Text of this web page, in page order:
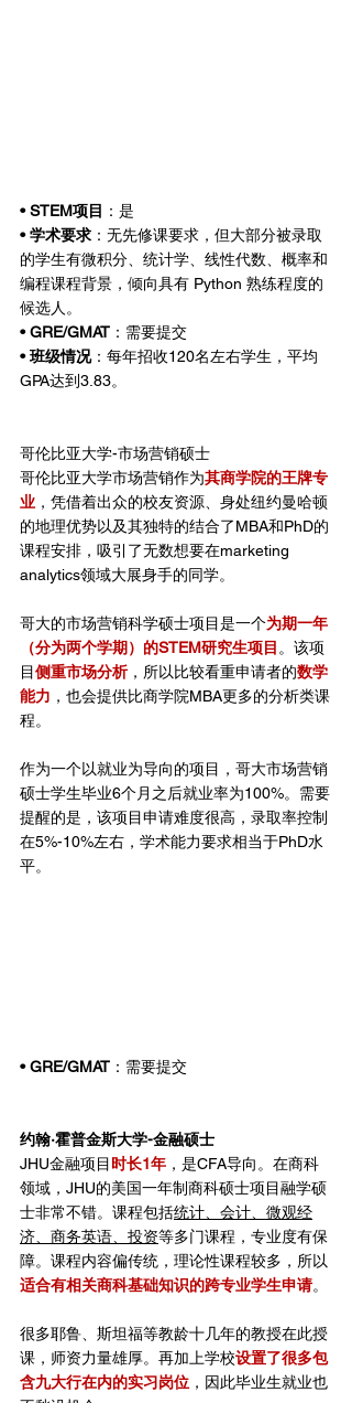
• STEM项目 ：是
• 学术要求 ：无先修课要求，但大部分被录取
的学生有微积分、统计学、线性代数、概率和
编程课程背景，倾向具有 Python 熟练程度的
候选人。
• GRE/GMAT ：需要提交
• 班级情况：每年招收120名左右学生，平均
GPA达到3.83。
哥伦比亚大学-市场营销硕士
哥伦比亚大学市场营销作为其商学院的王牌专
业 ，凭借着出众的校友资源、身处纽约曼哈顿
的地理优势以及其独特的结合了MBA和PhD的
课程安排，吸引了无数想要在marketing
analytics领域大展身手的同学。
哥大的市场营销科学硕士项目是一个为期一年
（分为两个学期）的STEM研究生项目 。该项
目侧重市场分析，所以比较看重申请者的数学
能力 ，也会提供比商学院MBA更多的分析类课
程。
作为一个以就业为导向的项目，哥大市场营销
硕士学生毕业6个月之后就业率为100%。需要
提醒的是，该项目申请难度很高，录取率控制
在5%-10%左右，学术能力要求相当于PhD水
平。
• GRE/GMAT ：需要提交
约翰·霍普金斯大学-金融硕士
JHU金融项目 时长1年 ，是CFA导向。在商科
领域，JHU的美国一年制商科硕士项目融学硕
士非常不错。课程包括统计、会计、微观经
济、商务英语、投资等多门课程，专业度有保
障。课程内容偏传统，理论性课程较多，所以
适合有相关商科基础知识的跨专业学生申请。
很多耶鲁、斯坦福等教龄十几年的教授在此授
课，师资力量雄厚。再加上学校设置了很多包
含九大行在内的实习岗位 ，因此毕业生就业也